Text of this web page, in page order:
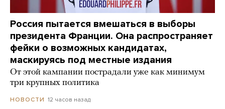
Россия пытается вмешаться в выборы
президента Франции. Она распространяет
фейки о возможных кандидатах,
маскируясь под местные издания
От этой кампании пострадали уже как минимум
три крупных политика
НОВОСТИ 12 часов назад